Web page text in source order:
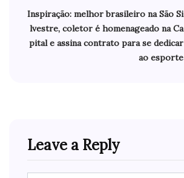
Inspiração: melhor brasileiro na São Si
lvestre, coletor é homenageado na Ca
pital e assina contrato para se dedicar
ao esporte
Leave a Reply